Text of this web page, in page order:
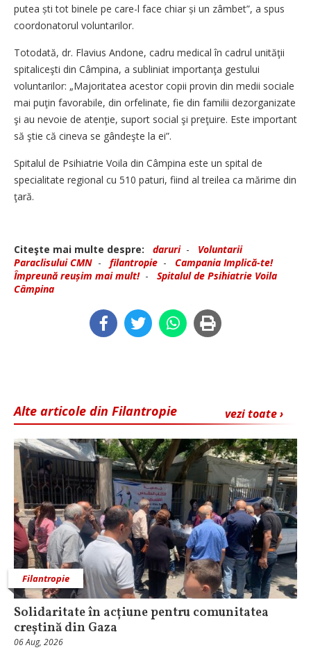
putea ști tot binele pe care-l face chiar și un zâmbet”, a spus
coordonatorul voluntarilor.
Totodată, dr. Flavius Andone, cadru medical în cadrul unităţii
spitaliceşti din Câmpina, a subliniat importanţa gestului
voluntarilor: „Majoritatea acestor copii provin din medii sociale
mai puţin favorabile, din orfelinate, fie din familii dezorganizate
şi au nevoie de atenţie, suport social şi preţuire. Este important
să ştie că cineva se gândeşte la ei”.
Spitalul de Psihiatrie Voila din Câmpina este un spital de
specialitate regional cu 510 paturi, fiind al treilea ca mărime din
ţară.
Citeşte mai multe despre: daruri- Voluntarii
Paraclisului CMN - filantropie - Campania Implică-te!
Împreună reușim mai mult!- Spitalul de Psihiatrie Voila
Câmpina
vezi toate ›
Alte articole din Filantropie
Filantropie
Solidaritate în acțiune pentru comunitatea
creștină din Gaza
06 Aug, 2026